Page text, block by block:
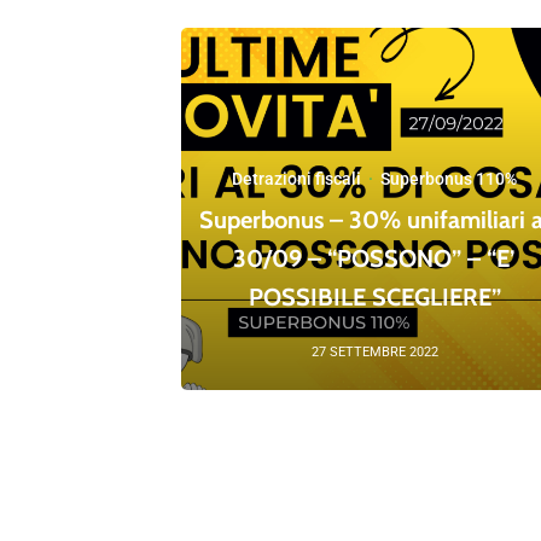
Detrazioni fiscali ·Superbonus 110%
Superbonus – 30% unifamiliari
30/09 – “POSSONO” – “E’
POSSIBILE SCEGLIERE”
27 SETTEMBRE 2022